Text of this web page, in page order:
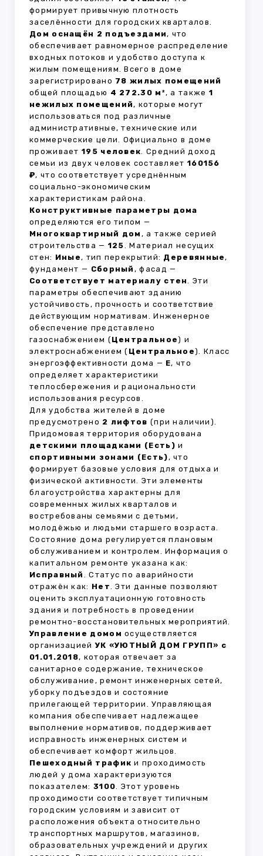
формирует привычную плотность
заселённости для городских кварталов.
Дом оснащён 2 подъездами, что
обеспечивает равномерное распределение
входных потоков и удобство доступа к
жилым помещениям. Всего в доме
зарегистрировано 78 жилых помещений
общей площадью 4 272.30 м², а также 1
нежилых помещений, которые могут
использоваться под различные
административные, технические или
коммерческие цели. Официально в доме
проживает 195 человек. Средний доход
семьи из двух человек составляет 160156
₽, что соответствует усреднённым
социально-экономическим
характеристикам района.
Конструктивные параметры дома
определяются его типом —
Многоквартирный дом , а также серией
строительства — 125. Материал несущих
стен: Иные, тип перекрытий: Деревянные,
фундамент — Сборный , фасад —
Соответствует материалу стен. Эти
параметры обеспечивают зданию
устойчивость, прочность и соответствие
действующим нормативам. Инженерное
обеспечение представлено
газоснабжением (Центральное) и
электроснабжением ( Центральное). Класс
энергоэффективности дома — E, что
определяет характеристики
теплосбережения и рациональности
использования ресурсов.
Для удобства жителей в доме
предусмотрено 2 лифтов (при наличии).
Придомовая территория оборудована
детскими площадками (Есть) и
спортивными зонами (Есть), что
формирует базовые условия для отдыха и
физической активности. Эти элементы
благоустройства характерны для
современных жилых кварталов и
востребованы семьями с детьми,
молодёжью и людьми старшего возраста.
Состояние дома регулируется плановым
обслуживанием и контролем. Информация о
капитальном ремонте указана как:
Исправный . Статус по аварийности
отражён как: Нет. Эти данные позволяют
оценить эксплуатационную готовность
здания и потребность в проведении
ремонтно-восстановительных мероприятий.
Управление домом осуществляется
организациейУК «УЮТНЫЙ ДОМ ГРУПП» с
01.01.2018, которая отвечает за
санитарное содержание, техническое
обслуживание, ремонт инженерных сетей,
уборку подъездов и состояние
прилегающей территории. Управляющая
компания обеспечивает надлежащее
выполнение нормативов, поддерживает
исправность инженерных систем и
обеспечивает комфорт жильцов.
Пешеходный трафик и проходимость
людей у дома характеризуются
показателем: 3100. Этот уровень
проходимости соответствует типичным
городским условиям и зависит от
расположения объекта относительно
транспортных маршрутов, магазинов,
образовательных учреждений и других